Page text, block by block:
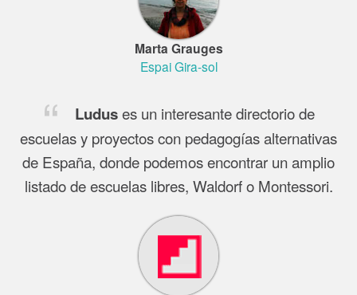
Marta Grauges
Espai Gira-sol
Luduses un interesante directorio de
escuelas y proyectos con pedagogías alternativas
de España, donde podemos encontrar un amplio
listado de escuelas libres, Waldorf o Montessori.